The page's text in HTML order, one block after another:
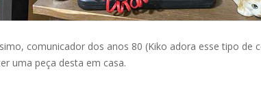
comunicador dos anos 80 (Kiko adora esse tipo de
uma peça desta em casa.